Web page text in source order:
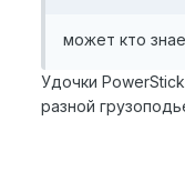
может кто
Удочки
разной